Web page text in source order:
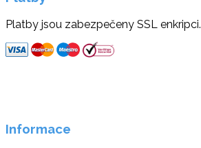
Platby jsou zabezpečeny SSL enkripci.
Informace